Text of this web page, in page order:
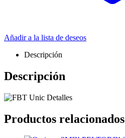
Añadir a la lista de deseos
Descripción
Descripción
Productos relacionados